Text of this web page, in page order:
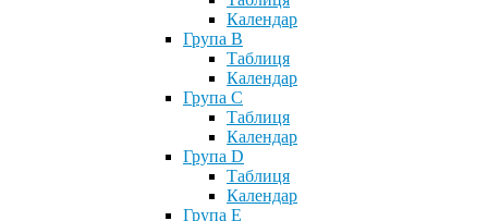
Календар
Група В
Таблиця
Календар
Група С
Таблиця
Календар
Група D
Таблиця
Календар
Група Е